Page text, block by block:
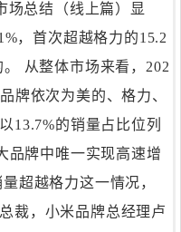
场总结（线上篇）显
，首次超越格力的15.2
从整体市场来看，202
牌依次为美的、格力、
13.7%的销量占比位列
品牌中唯一实现高速增
超越格力这一情况，
裁，小米品牌总经理卢